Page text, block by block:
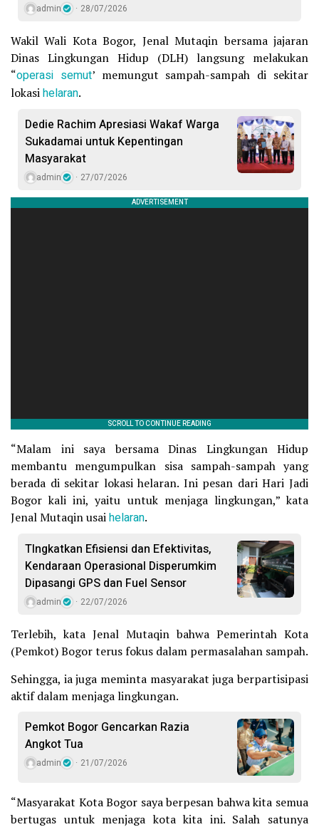
admin 28/07/2026
Wakil Wali Kota Bogor, Jenal Mutaqin bersama jajaran
Dinas Lingkungan Hidup (DLH) langsung melakukan
“operasi semut’ memungut sampah-sampah di sekitar
lokasihelaran.
Dedie Rachim Apresiasi Wakaf Warga
Sukadamai untuk Kepentingan
Masyarakat
admin 27/07/2026
“Malam ini saya bersama Dinas Lingkungan Hidup
membantu mengumpulkan sisa sampah-sampah yang
berada di sekitar lokasi helaran. Ini pesan dari Hari Jadi
Bogor kali ini, yaitu untuk menjaga lingkungan,” kata
Jenal Mutaqin usaihelaran.
TIngkatkan Efisiensi dan Efektivitas,
Kendaraan Operasional Disperumkim
Dipasangi GPS dan Fuel Sensor
admin 22/07/2026
Terlebih, kata Jenal Mutaqin bahwa Pemerintah Kota
(Pemkot) Bogor terus fokus dalam permasalahan sampah.
Sehingga, ia juga meminta masyarakat juga berpartisipasi
aktif dalam menjaga lingkungan.
Pemkot Bogor Gencarkan Razia
Angkot Tua
admin 21/07/2026
“Masyarakat Kota Bogor saya berpesan bahwa kita semua
bertugas untuk menjaga kota kita ini. Salah satunya